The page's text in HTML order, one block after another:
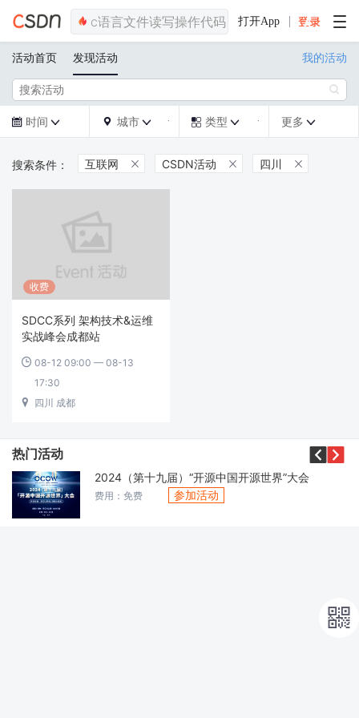
打开App
活动首页 发现活动 我的活动

 时间   城市   类型  更多 
互联网  CSDN活动  四川 
收费
SDCC系列 架构技术&运维
实战峰会成都站
 08-12 09:00 — 08-13
17:30
 四川 成都
热门活动 
2024（第十九届）“开源中国开源世界”大会
费用：免费 参加活动
